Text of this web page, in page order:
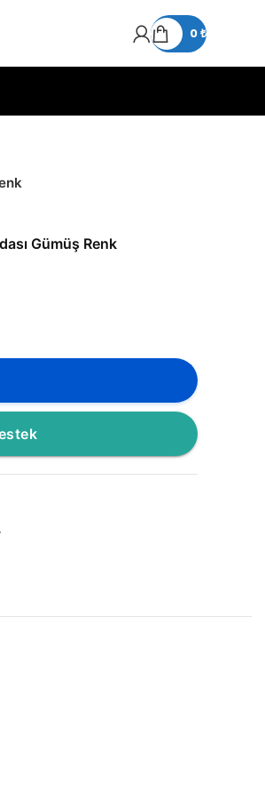
0₺
Gümüş Renk